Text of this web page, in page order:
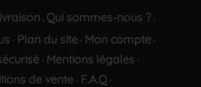
. Qui sommes-nous ? .
· Plan du site· Mon compte·
· Mentions légales ·
de vente · F.A.Q ·